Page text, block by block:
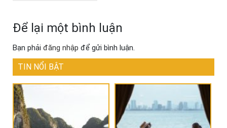
Để lại một bình luận
Bạn phải đăng nhập để gửi bình luận.
TIN NỔI BẬT